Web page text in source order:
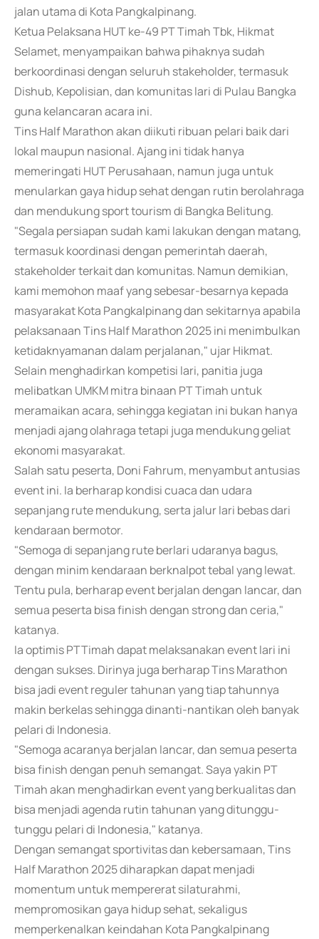
jalan utama di Kota Pangkalpinang.
Ketua Pelaksana HUT ke-49 PT Timah Tbk, Hikmat
Selamet, menyampaikan bahwa pihaknya sudah
berkoordinasi dengan seluruh stakeholder, termasuk
Dishub, Kepolisian, dan komunitas lari di Pulau Bangka
guna kelancaran acara ini.
Tins Half Marathon akan diikuti ribuan pelari baik dari
lokal maupun nasional. Ajang ini tidak hanya
memeringati HUT Perusahaan, namun juga untuk
menularkan gaya hidup sehat dengan rutin berolahraga
dan mendukung sport tourism di Bangka Belitung.
"Segala persiapan sudah kami lakukan dengan matang,
termasuk koordinasi dengan pemerintah daerah,
stakeholder terkait dan komunitas. Namun demikian,
kami memohon maaf yang sebesar-besarnya kepada
masyarakat Kota Pangkalpinang dan sekitarnya apabila
pelaksanaan Tins Half Marathon 2025 ini menimbulkan
ketidaknyamanan dalam perjalanan," ujar Hikmat.
Selain menghadirkan kompetisi lari, panitia juga
melibatkan UMKM mitra binaan PT Timah untuk
meramaikan acara, sehingga kegiatan ini bukan hanya
menjadi ajang olahraga tetapi juga mendukung geliat
ekonomi masyarakat.
Salah satu peserta, Doni Fahrum, menyambut antusias
event ini. Ia berharap kondisi cuaca dan udara
sepanjang rute mendukung, serta jalur lari bebas dari
kendaraan bermotor.
"Semoga di sepanjang rute berlari udaranya bagus,
dengan minim kendaraan berknalpot tebal yang lewat.
Tentu pula, berharap event berjalan dengan lancar, dan
semua peserta bisa finish dengan strong dan ceria,"
katanya.
Ia optimis PTTimah dapat melaksanakan event lari ini
dengan sukses. Dirinya juga berharap Tins Marathon
bisa jadi event reguler tahunan yang tiap tahunnya
makin berkelas sehingga dinanti-nantikan oleh banyak
pelari di Indonesia.
"Semoga acaranya berjalan lancar, dan semua peserta
bisa finish dengan penuh semangat. Saya yakin PT
Timah akan menghadirkan event yang berkualitas dan
bisa menjadi agenda rutin tahunan yang ditunggu-
tunggu pelari di Indonesia," katanya.
Dengan semangat sportivitas dan kebersamaan, Tins
Half Marathon 2025 diharapkan dapat menjadi
momentum untuk mempererat silaturahmi,
mempromosikan gaya hidup sehat, sekaligus
memperkenalkan keindahan Kota Pangkalpinang